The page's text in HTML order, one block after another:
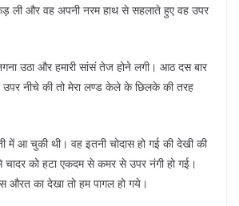
ली और वह अपनी नरम हाथ से सहलाते हुए वह उपर
उठा और हमारी सांसं तेज होने लगी। आठ दस बार
नीचे की तो मेरा लण्ड केले के छिलके की तरह
आ चुकी थी। वह इतनी चोदास हो गई की देखी की
को हटा एकदम से कमर से उपर नंगी हो गई।
औरत का देखा तो हम पागल हो गये।